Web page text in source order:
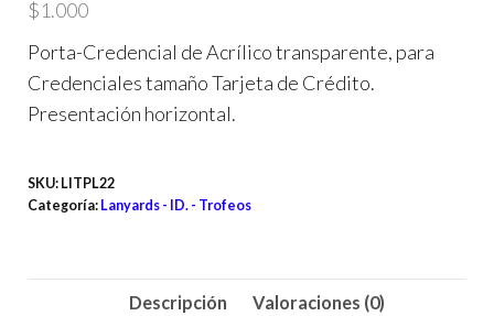
$1.000
Porta-Credencial de Acrílico transparente, para
Credenciales tamaño Tarjeta de Crédito.
Presentación horizontal.
SKU: LITPL22
Categoría: Lanyards - ID. - Trofeos
Descripción Valoraciones (0)